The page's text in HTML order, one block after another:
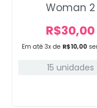
Em até 3x de R$10,00
Woman 2
R$30,00
15 unidades